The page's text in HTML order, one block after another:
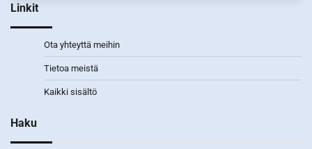
Linkit
Ota yhteyttä meihin
Tietoa meistä
Kaikki sisältö
Haku